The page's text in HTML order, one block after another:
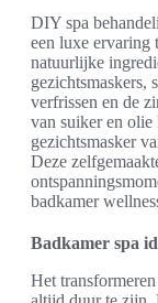
DIY spa
een luxe ervaring
natuurlijke
gezichtsmaskers,
verfrissen en de
van suiker en
gezichtsmasker
Deze
badkamer
Badkamer spa
Het